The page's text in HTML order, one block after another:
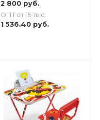
2 800руб.
ОПТ от 15 тыс.
1 536.40руб.